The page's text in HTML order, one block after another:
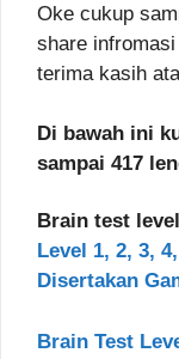
Oke cukup
share
terima kasih
Di bawah ini
sampai 417
Brain test
Level 1, 2, 3,
Disertakan
Brain Test